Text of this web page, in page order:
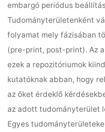
embargó periódus
Tudományterületenként
folyamat mely fázisában
(pre-print, post-print). Az
ezek a repozitóriumok
kutatóknak abban, hogy
az őket érdeklő
az adott tudományterület
Egyes